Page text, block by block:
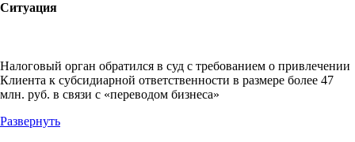
Ситуация
Налоговый орган обратился в суд с требованием о привлечении
Клиента к субсидиарной ответственности в размере более 47
млн. руб. в связи с «переводом бизнеса»
Развернуть